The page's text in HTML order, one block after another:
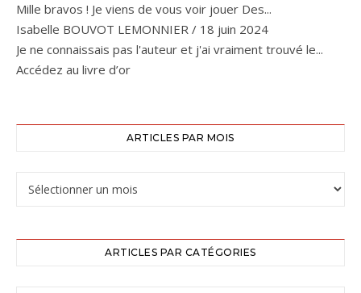
Mille bravos ! Je viens de vous voir jouer Des...
Isabelle BOUVOT LEMONNIER / 18 juin 2024
Je ne connaissais pas l'auteur et j'ai vraiment trouvé le...
Accédez au livre d’or
ARTICLES PAR MOIS
ARTICLES PAR CATÉGORIES